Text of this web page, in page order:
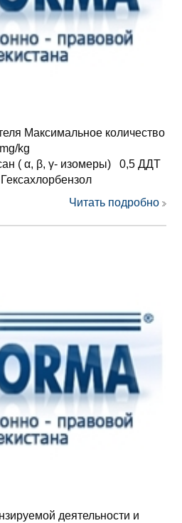
Максимальное количество
kg
( α, β, γ- изомеры) 0,5 ДДТ
Читать подробно
деятельности и